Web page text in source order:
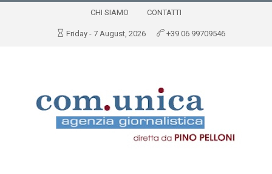
CHI SIAMO CONTATTI
Friday - 7 August, 2026 +39 06 99709546